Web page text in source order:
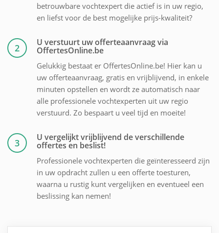
betrouwbare vochtexpert die actief is in uw regio,
en liefst voor de best mogelijke prijs-kwaliteit?
2 U verstuurt uw offerteaanvraag via
OffertesOnline.be
Gelukkig bestaat er OffertesOnline.be! Hier kan u
uw offerteaanvraag, gratis en vrijblijvend, in enkele
minuten opstellen en wordt ze automatisch naar
alle professionele vochtexperten uit uw regio
verstuurd. Zo bespaart u veel tijd en moeite!
3 U vergelijkt vrijblijvend de verschillende
offertes en beslist!
Professionele vochtexperten die geïnteresseerd zijn
in uw opdracht zullen u een offerte toesturen,
waarna u rustig kunt vergelijken en eventueel een
beslissing kan nemen!